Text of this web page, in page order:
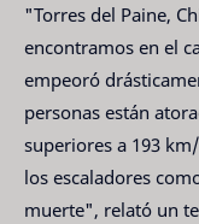
"Torres del Paine,
encontramos en el
empeoró
personas están
superiores a 193
los escaladores
muerte", relató un